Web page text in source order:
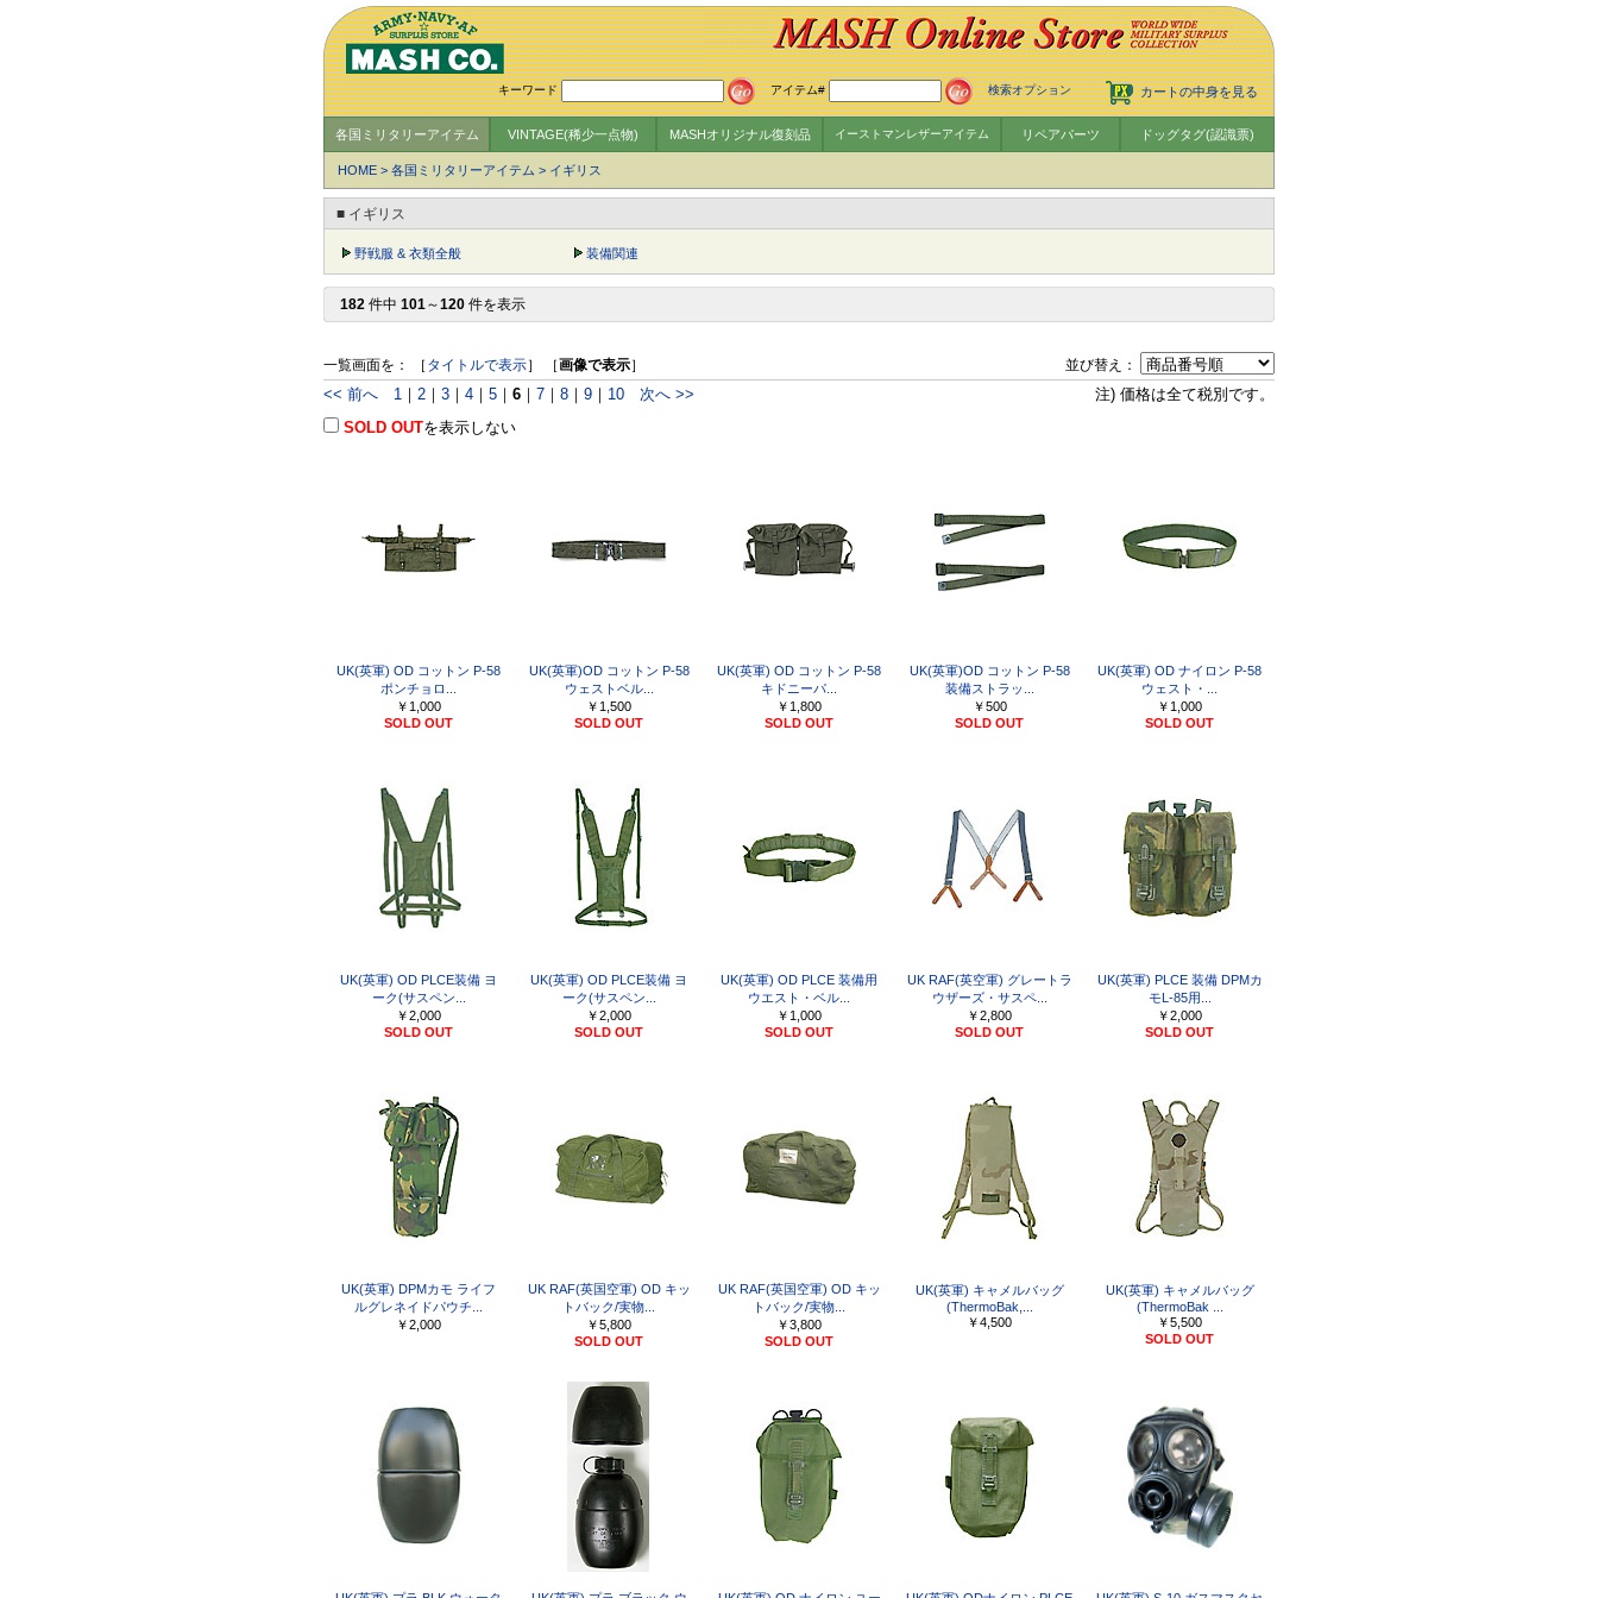
カートの中身を見る
キーワード アイテム# 検索オプション
各国ミリタリーアイテム VINTAGE(稀少一点物) MASHオリジナル復刻品 イーストマンレザーアイテム リペアパーツ ドッグタグ(認識票)
HOME > 各国ミリタリーアイテム > イギリス
■ イギリス
野戦服 & 衣類全般 装備関連
182 件中 101～120 件を表示
一覧画面を： ［ タイトルで表示］ ［画像で表示］ 並び替え：
<< 前へ 1 ｜ 2 ｜ 3 ｜ 4 ｜ 5 ｜ 6 ｜ 7 ｜ 8 ｜ 9 ｜ 10 次へ >>
注) 価格は全て税別です。
SOLD OUTを表示しない
UK(英軍) OD コットン P-58
ポンチョロ...
￥1,000
SOLD OUT
UK(英軍)OD コットン P-58
ウェストベル...
￥1,500
SOLD OUT
UK(英軍) OD コットン P-58
キドニーパ...
￥1,800
SOLD OUT
UK(英軍)OD コットン P-58
装備ストラッ...
￥500
SOLD OUT
UK(英軍) OD ナイロン P-58
ウェスト・...
￥1,000
SOLD OUT
UK(英軍) OD PLCE装備 ヨ
ーク(サスペン...
￥2,000
SOLD OUT
UK(英軍) OD PLCE装備 ヨ
ーク(サスペン...
￥2,000
SOLD OUT
UK(英軍) OD PLCE 装備用
ウエスト・ベル...
￥1,000
SOLD OUT
UK RAF(英空軍) グレートラ
ウザーズ・サスペ...
￥2,800
SOLD OUT
UK(英軍) PLCE 装備 DPMカ
モL-85用...
￥2,000
SOLD OUT
UK(英軍) DPMカモ ライフ
ルグレネイドパウチ...
￥2,000
UK RAF(英国空軍) OD キッ
トバック/実物...
￥5,800
SOLD OUT
UK RAF(英国空軍) OD キッ
トバック/実物...
￥3,800
SOLD OUT
UK(英軍) キャメルバッグ
(ThermoBak,...
￥4,500
UK(英軍) キャメルバッグ
(ThermoBak ...
￥5,500
SOLD OUT